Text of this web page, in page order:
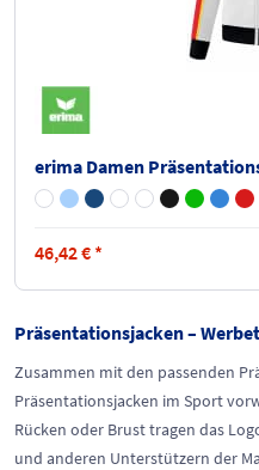
erima Damen
46,42€ *
Präsentationsjacken –
Zusammen mit den passenden
Präsentationsjacken im Sport
Rücken oder Brust tragen das
und anderen Unterstützern der